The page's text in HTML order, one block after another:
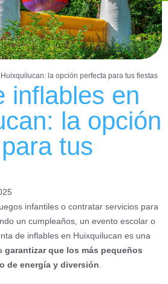
la opción perfecta para tus fiestas
inflables en
la opción
tus
infantiles o contratar servicios para
un cumpleaños, un evento escolar o
de inflables en Huixquilucan es una
garantizar que los más pequeños
de energía y diversión